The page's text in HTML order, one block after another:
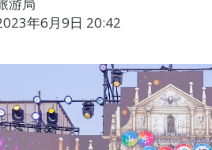
年6月9日 20:42